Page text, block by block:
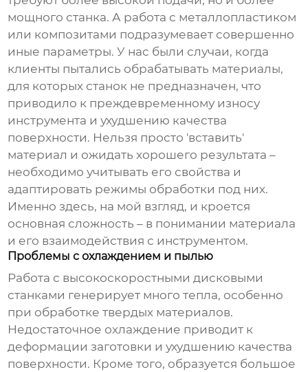
мощного станка. А работа с металлопластиком
или композитами подразумевает совершенно
иные параметры. У нас были случаи, когда
клиенты пытались обрабатывать материалы,
для которых станок не предназначен, что
приводило к преждевременному износу
инструмента и ухудшению качества
поверхности. Нельзя просто 'вставить'
материал и ожидать хорошего результата –
необходимо учитывать его свойства и
адаптировать режимы обработки под них.
Именно здесь, на мой взгляд, и кроется
основная сложность – в понимании материала
и его взаимодействия с инструментом.
Проблемы с охлаждением и пылью
Работа с высокоскоростными дисковыми
станками генерирует много тепла, особенно
при обработке твердых материалов.
Недостаточное охлаждение приводит к
деформации заготовки и ухудшению качества
поверхности. Кроме того, образуется большое